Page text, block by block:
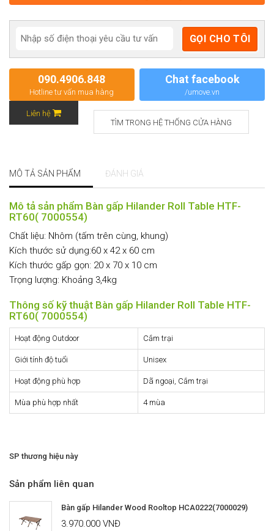
090.4906.848
Hotline tư vấn mua hàng
Chat facebook
/umove.vn
Liên hệ
TÌM TRONG HỆ THỐNG CỬA HÀNG
MÔ TẢ SẢN PHẨM ĐÁNH GIÁ
Mô tả sản phẩm Bàn gấp Hilander Roll Table HTF-
RT60( 7000554)
Chất liệu: Nhôm (tấm trên cùng, khung)
Kích thước sử dụng:60 x 42 x 60 cm
Kích thước gấp gọn: 20 x 70 x 10 cm
Trọng lượng: Khoảng 3,4kg
Thông số kỹ thuật Bàn gấp Hilander Roll Table HTF-
RT60( 7000554)
Hoạt động Outdoor Cắm trại
Giới tính độ tuổi Unisex
Hoạt động phù hợp Dã ngoại, Cắm trại
Mùa phù hợp nhất 4 mùa
SP thương hiệu này
Sản phẩm liên quan
Bàn gấp Hilander Wood Rooltop HCA0222(7000029)
3.970.000 VNĐ